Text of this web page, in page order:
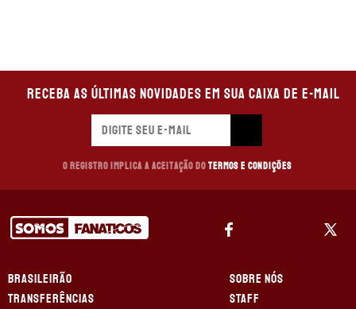
Receba as últimas novidades em sua caixa de e-mail
O registro implica a aceitação do Termos e Condições
BRASILEIRÃO
TRANSFERÊNCIAS
SOBRE NÓS
STAFF